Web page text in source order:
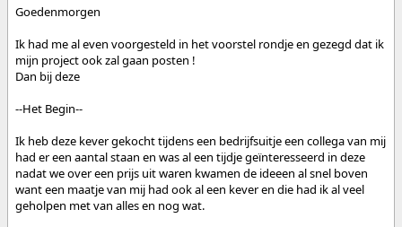
Goedenmorgen
Ik had me al even voorgesteld in het voorstel rondje en gezegd dat ik
mijn project ook zal gaan posten !
Dan bij deze
--Het Begin--
Ik heb deze kever gekocht tijdens een bedrijfsuitje een collega van mij
had er een aantal staan en was al een tijdje geïnteresseerd in deze
nadat we over een prijs uit waren kwamen de ideeen al snel boven
want een maatje van mij had ook al een kever en die had ik al veel
geholpen met van alles en nog wat.